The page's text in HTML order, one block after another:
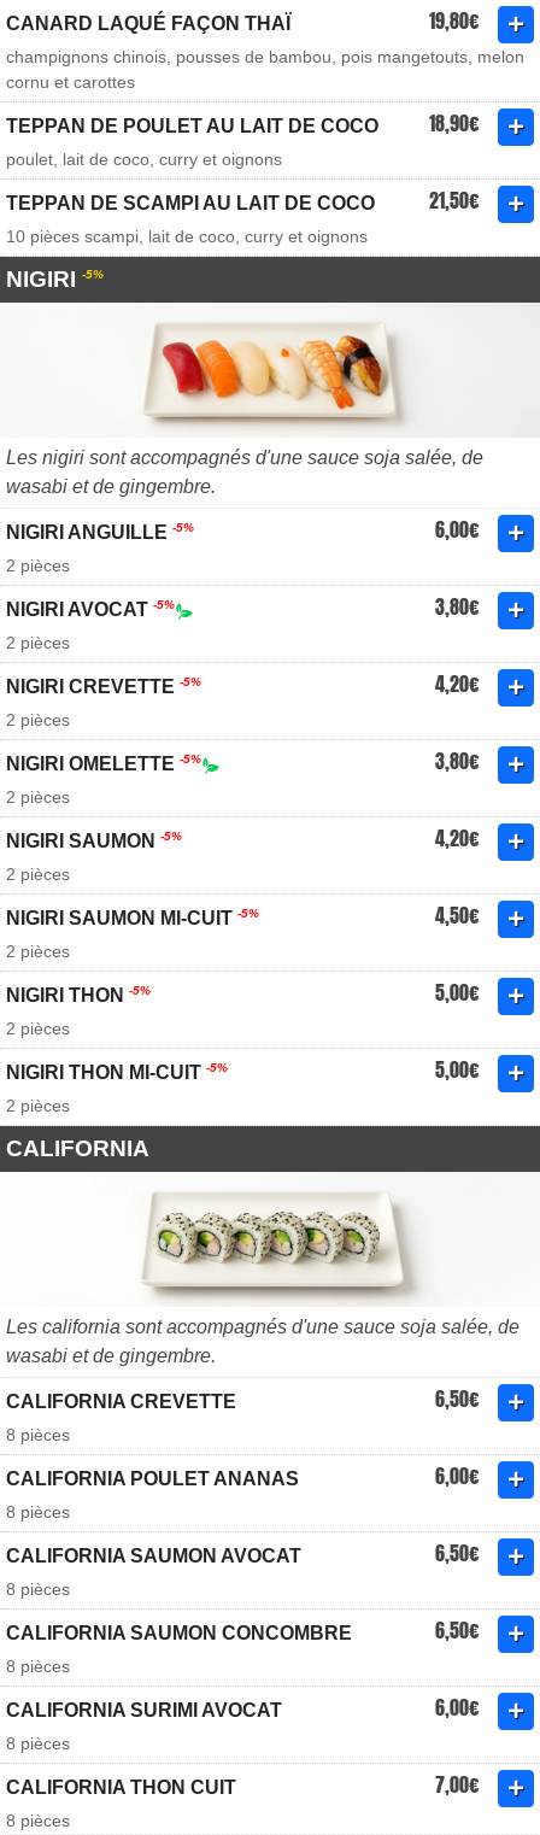
CANARD LAQUÉ FAÇON THAÏ 19,80€
champignons chinois, pousses de bambou, pois mangetouts, melon
cornu et carottes
TEPPAN DE POULET AU LAIT DE COCO 18,90€
poulet, lait de coco, curry et oignons
TEPPAN DE SCAMPI AU LAIT DE COCO 21,50€
10 pièces scampi, lait de coco, curry et oignons
NIGIRI -5%
Les nigiri sont accompagnés d'une sauce soja salée, de
wasabi et de gingembre.
NIGIRI ANGUILLE -5% 6,00€
2 pièces
NIGIRI AVOCAT -5% 3,80€
2 pièces
NIGIRI CREVETTE -5% 4,20€
2 pièces
NIGIRI OMELETTE -5% 3,80€
2 pièces
NIGIRI SAUMON -5% 4,20€
2 pièces
NIGIRI SAUMON MI-CUIT -5% 4,50€
2 pièces
NIGIRI THON -5% 5,00€
2 pièces
NIGIRI THON MI-CUIT -5% 5,00€
2 pièces
CALIFORNIA
Les california sont accompagnés d'une sauce soja salée, de
wasabi et de gingembre.
CALIFORNIA CREVETTE 6,50€
8 pièces
CALIFORNIA POULET ANANAS 6,00€
8 pièces
CALIFORNIA SAUMON AVOCAT 6,50€
8 pièces
CALIFORNIA SAUMON CONCOMBRE 6,50€
8 pièces
CALIFORNIA SURIMI AVOCAT 6,00€
8 pièces
CALIFORNIA THON CUIT 7,00€
8 pièces